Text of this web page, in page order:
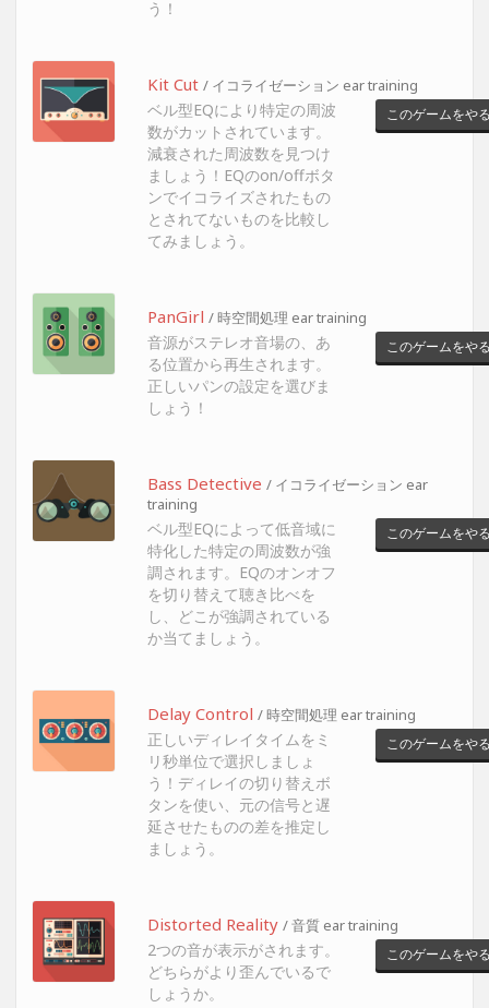
う！
Kit Cut / イコライゼーション ear training
ベル型EQにより特定の周波
数がカットされています。
減衰された周波数を見つけ
ましょう！EQのon/offボタ
ンでイコライズされたもの
とされてないものを比較し
てみましょう。
このゲームをや
PanGirl / 時空間処理 ear training
音源がステレオ音場の、あ
る位置から再生されます。
正しいパンの設定を選びま
しょう！
このゲームをや
Bass Detective / イコライゼーション ear
training
ベル型EQによって低音域に
特化した特定の周波数が強
調されます。EQのオンオフ
を切り替えて聴き比べを
し、どこが強調されている
か当てましょう。
このゲームをや
Delay Control / 時空間処理 ear training
正しいディレイタイムをミ
リ秒単位で選択しましょ
う！ディレイの切り替えボ
タンを使い、元の信号と遅
延させたものの差を推定し
ましょう。
このゲームをや
Distorted Reality / 音質 ear training
2つの音が表示がされます。
どちらがより歪んでいるで
しょうか。
このゲームをや